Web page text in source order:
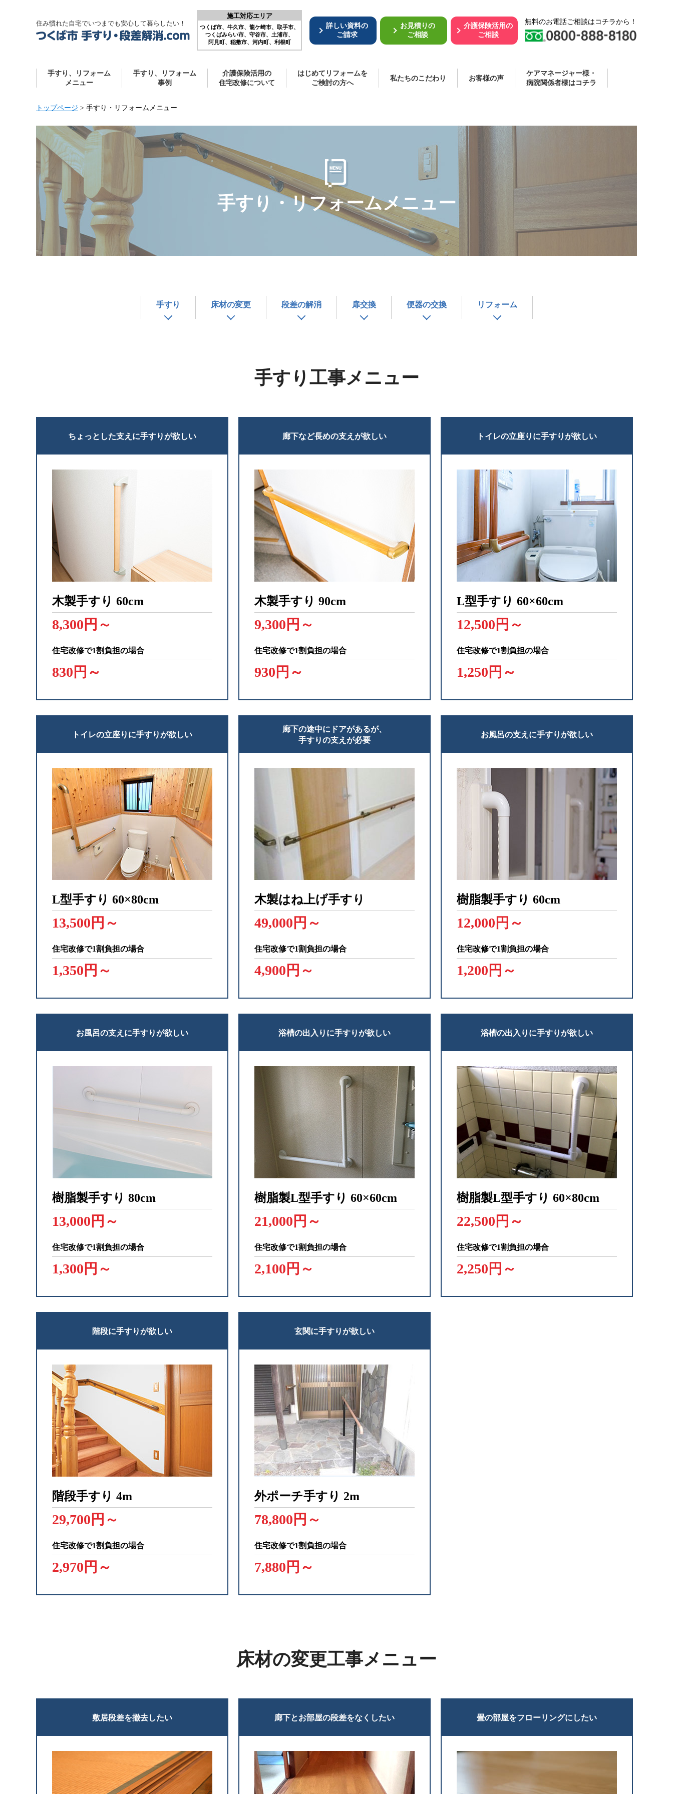
住み慣れた自宅でいつまでも安心して暮らしたい！
施工対応エリア
つくば市、牛久市、龍ケ崎市、取手市、
つくばみらい市、守谷市、 土浦市、
阿見町、 稲敷市、 河内町、 利根町
詳しい資料の
ご請求
お見積りの
ご相談
介護保険活用の
ご相談
無料のお電話ご相談はコチラから！
手すり、リフォーム
メニュー
手すり、リフォーム
事例
介護保険活用の
住宅改修について
はじめてリフォームを
ご検討の方へ
私たちのこだわり お客様の声
ケアマネージャー様・
病院関係者様はコチラ
トップページ > 手すり・リフォームメニュー
手すり・リフォームメニュー
手すり 床材の変更 段差の解消 扉交換 便器の交換 リフォーム
手すり工事メニュー
ちょっとした支えに手すりが欲しい
木製手すり 60cm
8,300円～
住宅改修で1割負担の場合
830円～
廊下など長めの支えが欲しい
木製手すり 90cm
9,300円～
住宅改修で1割負担の場合
930円～
トイレの立座りに手すりが欲しい
L型手すり 60×60cm
12,500円～
住宅改修で1割負担の場合
1,250円～
トイレの立座りに手すりが欲しい
L型手すり 60×80cm
13,500円～
住宅改修で1割負担の場合
1,350円～
廊下の途中にドアがあるが、
手すりの支えが必要
木製はね上げ手すり
49,000円～
住宅改修で1割負担の場合
4,900円～
お風呂の支えに手すりが欲しい
樹脂製手すり 60cm
12,000円～
住宅改修で1割負担の場合
1,200円～
お風呂の支えに手すりが欲しい
樹脂製手すり 80cm
13,000円～
住宅改修で1割負担の場合
1,300円～
浴槽の出入りに手すりが欲しい
樹脂製L型手すり 60×60cm
21,000円～
住宅改修で1割負担の場合
2,100円～
浴槽の出入りに手すりが欲しい
樹脂製L型手すり 60×80cm
22,500円～
住宅改修で1割負担の場合
2,250円～
階段に手すりが欲しい
階段手すり 4m
29,700円～
住宅改修で1割負担の場合
2,970円～
玄関に手すりが欲しい
外ポーチ手すり 2m
78,800円～
住宅改修で1割負担の場合
7,880円～
床材の変更工事メニュー
敷居段差を撤去したい 廊下とお部屋の段差をなくしたい 畳の部屋をフローリングにしたい